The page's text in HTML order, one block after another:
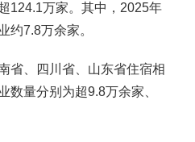
124.1万家。其中，2025年
约7.8万余家。
省、四川省、山东省住宿相
数量分别为超9.8万余家、